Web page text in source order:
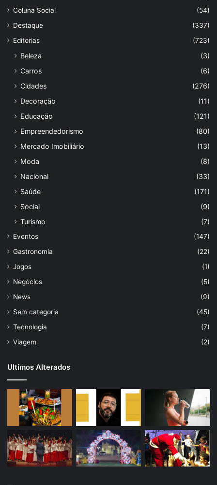
Coluna Social
(54)
Destaque
(337)
Editorias
(723)
Beleza
(3)
Carros
(6)
Cidades
(276)
Decoração
(11)
Educação
(121)
Empreendedorismo
(80)
Mercado Imobiliário
(13)
Moda
(8)
Nacional
(33)
Saúde
(171)
Social
(9)
Turismo
(7)
Eventos
(147)
Gastronomia
(22)
Jogos
(1)
Negócios
(5)
News
(9)
Sem categoria
(45)
Tecnologia
(7)
Viagem
(2)
Ultimos Alterados